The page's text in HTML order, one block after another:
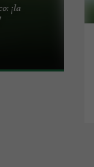
¡la
EN EL
al aire